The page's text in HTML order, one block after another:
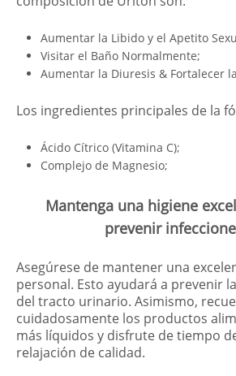
Aumentar la Libido y el Apetito
Visitar el Baño Normalmente;
Aumentar la Diuresis & Fortalecer
Los ingredientes principales de la
Ácido Cítrico (Vitamina C);
Complejo de Magnesio;
Mantenga una higiene
prevenir
Asegúrese de mantener una
personal. Esto ayudará a prevenir
del tracto urinario. Asimismo,
cuidadosamente los productos
más líquidos y disfrute de tiempo
relajación de calidad.